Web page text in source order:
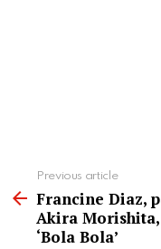
more
Previous article
Francine Diaz,
Akira
‘Bola Bola’